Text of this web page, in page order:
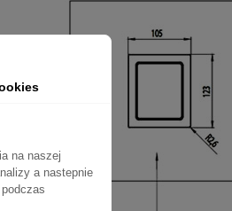
na naszej
a nastepnie